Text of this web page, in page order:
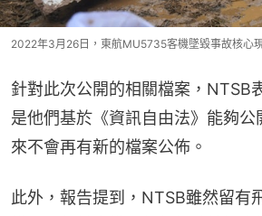
2022年3月26日，東航MU5735客機墜毀事故核心現
針對此次公開的相關檔案，NTSB
是他們基於《資訊自由法》能夠公
來不會再有新的檔案公佈。
此外，報告提到，NTSB雖然留有